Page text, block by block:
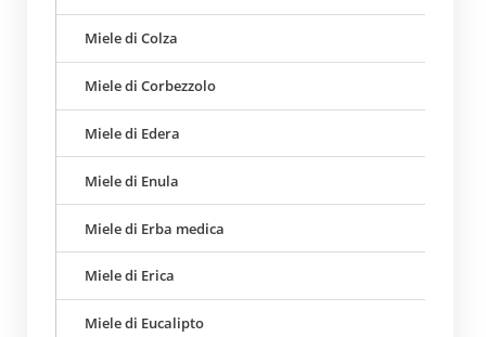
Miele di Colza
Miele di Corbezzolo
Miele di Edera
Miele di Enula
Miele di Erba medica
Miele di Erica
Miele di Eucalipto